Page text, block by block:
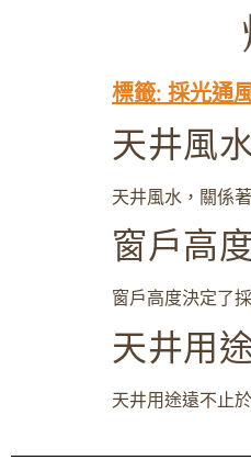
標籤: 採光通
天井風
天井風水，關係
窗戶高
窗戶高度決定了
天井用
天井用途遠不止